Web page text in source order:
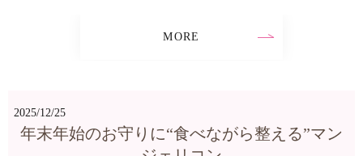
MORE
2025/12/25
年末年始のお守りに“食べながら整える”マン